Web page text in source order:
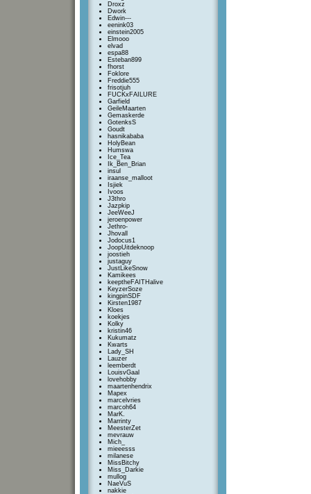
Droxz
Dwork
Edwin---
eenink03
einstein2005
Elmooo
elvad
espa88
Esteban899
fhorst
Foklore
Freddie555
frisotjuh
FUCKxFAILURE
Garfield
GeileMaarten
Gemaskerde
GotenksS
Goudt
hasnikababa
HolyBean
Humswa
Ice_Tea
Ik_Ben_Brian
insul
iraanse_malloot
Isjiek
Ivoos
J3thro
Jazpkip
JeeWeeJ
jeroenpower
Jethro-
Jhovall
Jodocus1
JoopUitdeknoop
joostieh
justaguy
JustLikeSnow
Kamikees
keeptheFAITHalive
KeyzerSoze
kingpinSDF
Kirsten1987
Kloes
koekjes
Kolky
kristin46
Kukumatz
Kwarts
Lady_SH
Lauzer
leemberdt
LouisvGaal
lovehobby
maartenhendrix
Mapex
marcelvries
marcoh64
MarK.
Marrinty
MeesterZet
mevrauw
Mich_
mieeesss
milanese
MissBitchy
Miss_Darkie
mullog
NaeVuS
nakkie